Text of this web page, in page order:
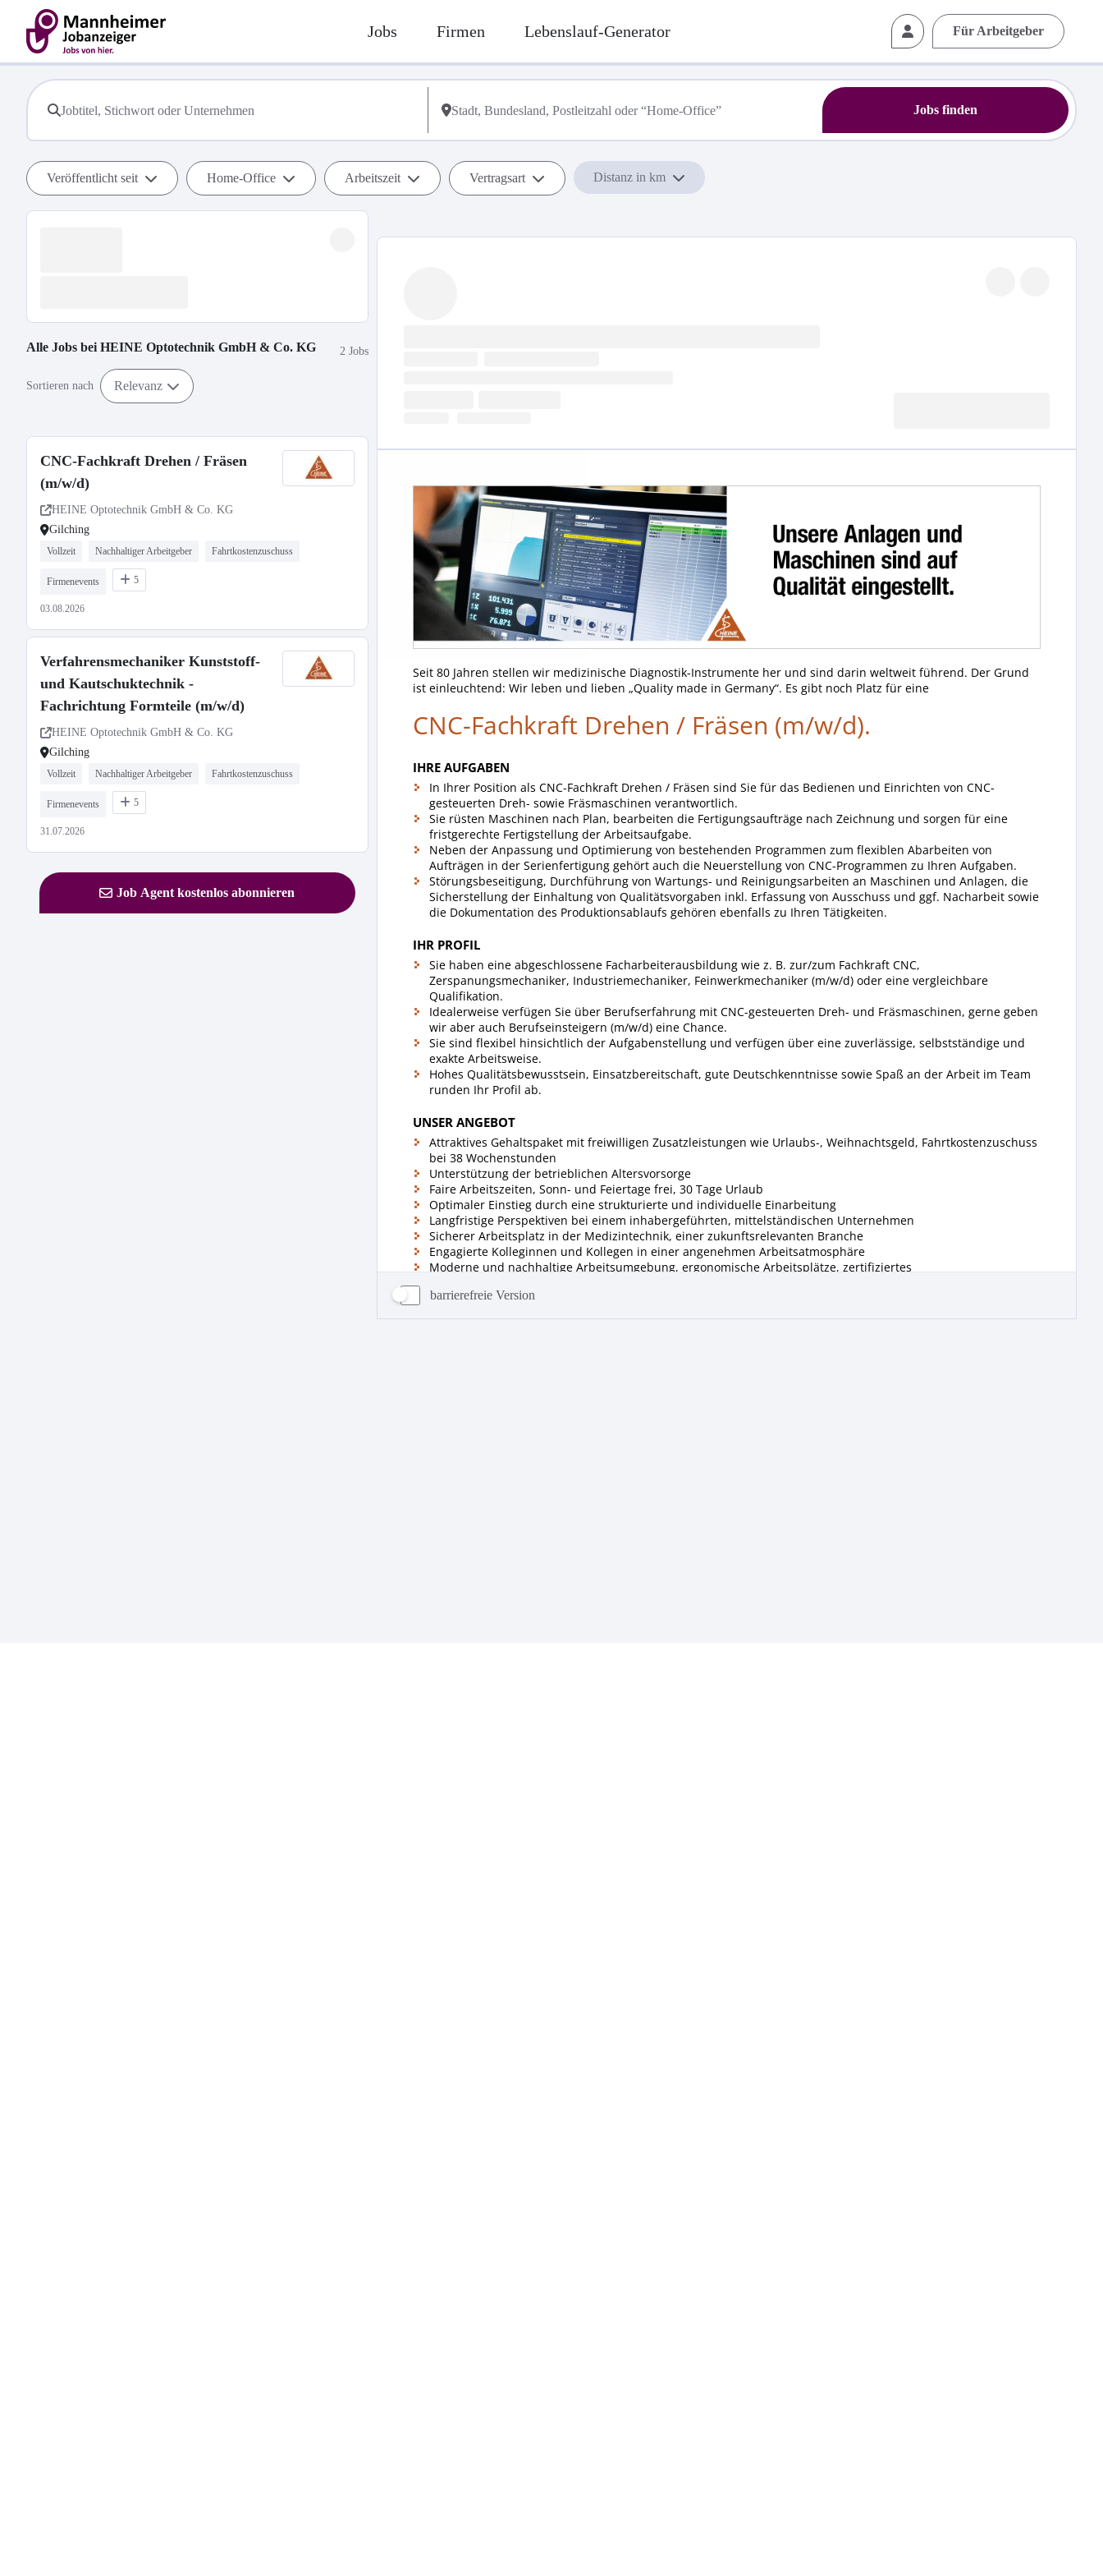
Jobs Firmen Lebenslauf-Generator Für Arbeitgeber
Jobs finden
Veröffentlicht seit Home-Office Arbeitszeit Vertragsart Distanz in km
Alle Jobs bei HEINE Optotechnik GmbH & Co. KG 2 Jobs
Sortieren nach Relevanz
CNC-Fachkraft Drehen / Fräsen
(m/w/d)
HEINE Optotechnik GmbH & Co. KG
Gilching
Vollzeit Nachhaltiger Arbeitgeber Fahrtkostenzuschuss
Firmenevents 5
03.08.2026
Verfahrensmechaniker Kunststoff-
und Kautschuktechnik -
Fachrichtung Formteile (m/w/d)
HEINE Optotechnik GmbH & Co. KG
Gilching
Vollzeit Nachhaltiger Arbeitgeber Fahrtkostenzuschuss
Firmenevents 5
31.07.2026
Job Agent kostenlos abonnieren
barrierefreie Version